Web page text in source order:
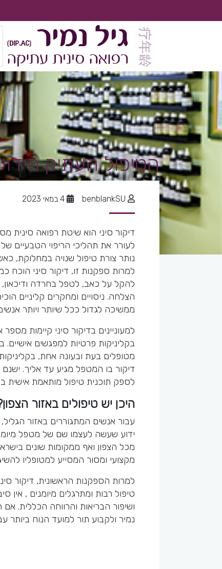
הטיפול העתיק
דיקור סיני הוא שיטת רפואה סינית
לעורר את תהליכי הריפוי הטבעיים
נותר צורת טיפול שנויה במחלוקת,
למרות ספקנות זו, דיקור סיני הוכח
להקל על כאב, לטפל בחרדה ודיכאון,
הצלחה. ניסויים ומחקרים קליניים
ממשיכה לגדול ככל שיותר ויותר
למעוניינים בדיקור סיני קיימות
בקליניקות פרטיות למפגשים
מטופלים בעת ובעונה אחת,
דיקור בו המטפל מגיע עד אליך.
לספק תוכנית טיפול מותאמת אישית
היכן יש טיפולים באזור
עבור אנשים המתגוררים באזור
ידוע שעשה לעצמו שם של מטפל
מכל הצפון ואף ממקומות שונים
מקצועי ומסור המסייע למטופליו
למרות הספקנות הראשונית, דיקור
טיפול רבות ומתרגלים מיומנים , אין
ושיפור הבריאות והרווחה הכללית.
נמיר ולקבוע תור למועד הנוח ביותר